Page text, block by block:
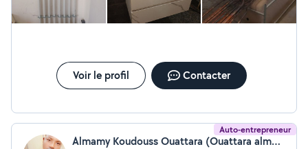
rapide Respect des délais Conseils personnalisés Devis
professionnalisme. Basé à Rouen Déplacement sur
toute l'agglomération et alentours. N'hésitez pas à me
contacter, réponse rapide garantie !
Voir le profil Contacter
Auto-entrepreneur
Almamy Koudouss Ouattara (Ouattara almamy koudouss)